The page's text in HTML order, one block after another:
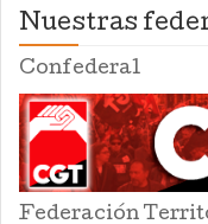
Nuestras
Confederal
Federación